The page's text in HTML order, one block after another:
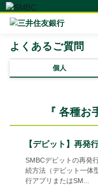
個人
よくあるご質問
『 各種
【デビット】再発
SMBCデビットの再発
続方法（デビット一体
行アプリまたはSM...